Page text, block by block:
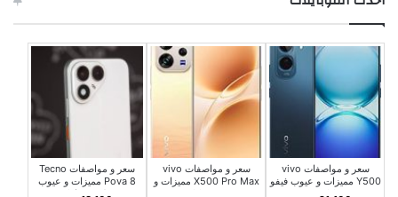
سعر و مواصفات vivo
Y500 مميزات و عيوب فيفو
Y500
سعر و مواصفات vivo
X500 Pro Max مميزات و
سعر و مواصفات Tecno
Pova 8 مميزات و عيوب
تكنو بوفا 8